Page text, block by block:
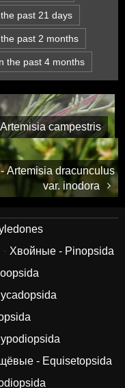
past 21 days
past 2 months
the past 4 months
campestris
Artemisia dracunculus
var. inodora
Хвойные - Pinopsida
- Equisetopsida